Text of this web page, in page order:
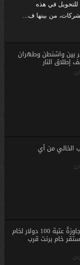
للتحويل في هذه
من بينها ف...
بين واشنطن وطهران
إطلاق النار
الخالي من أي
قفزت أسعار النفط مجدداً، متجاوزةً عتبة 100 دولار لخام
خام برنت قرب